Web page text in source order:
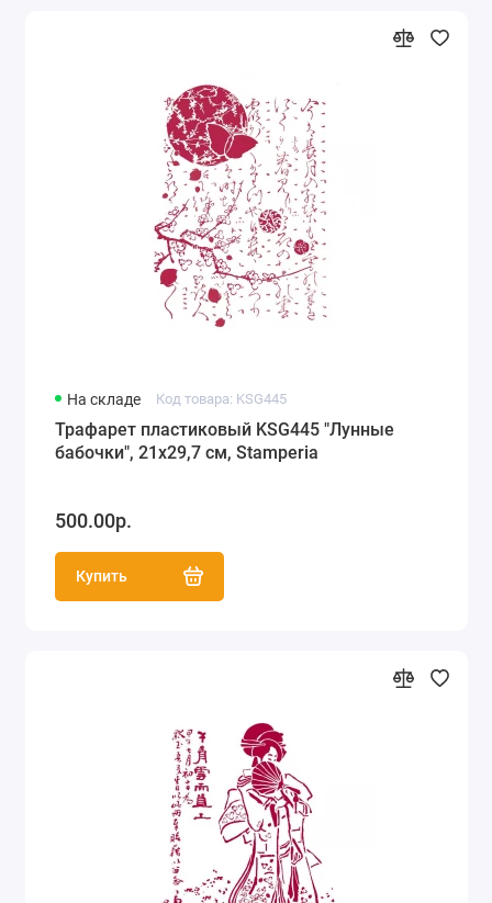
На складе Код товара: KSG445
Трафарет пластиковый KSG445 "Лунные
бабочки", 21х29,7 см, Stamperia
500.00р.
Купить